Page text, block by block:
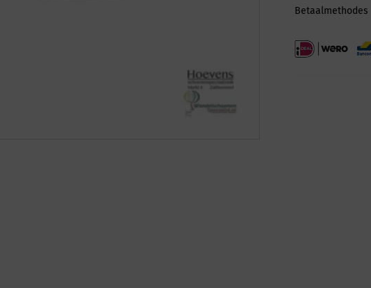
Betaalmethodes